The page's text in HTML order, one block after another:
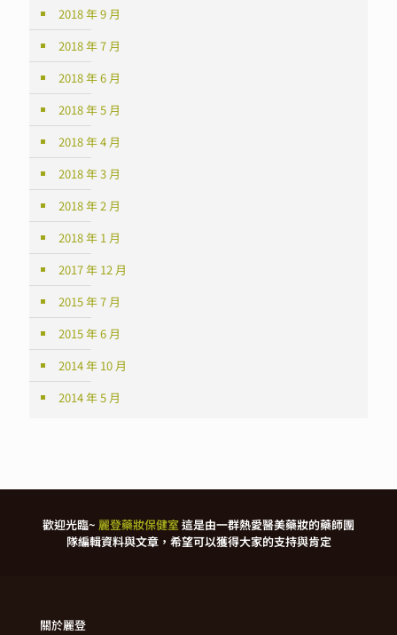
2018 年 9 月
2018 年 7 月
2018 年 6 月
2018 年 5 月
2018 年 4 月
2018 年 3 月
2018 年 2 月
2018 年 1 月
2017 年 12 月
2015 年 7 月
2015 年 6 月
2014 年 10 月
2014 年 5 月
歡迎光臨~ 麗登藥妝保健室這是由一群熱愛醫美藥妝的藥師團
隊編輯資料與文章，希望可以獲得大家的支持與肯定
關於麗登